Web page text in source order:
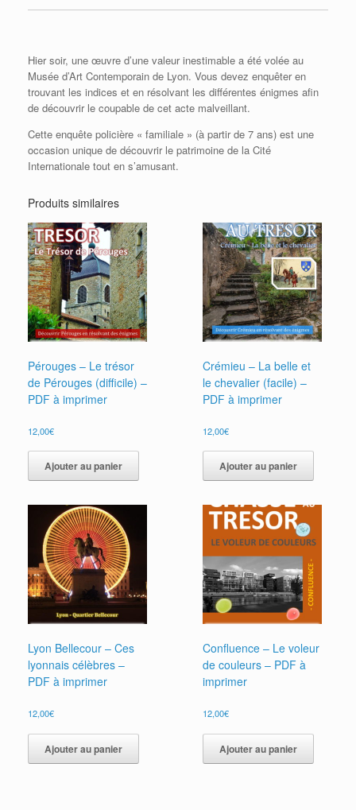
Hier soir, une œuvre d’une valeur inestimable a été volée au
Musée d’Art Contemporain de Lyon. Vous devez enquêter en
trouvant les indices et en résolvant les différentes énigmes afin
de découvrir le coupable de cet acte malveillant.
Cette enquête policière « familiale » (à partir de 7 ans) est une
occasion unique de découvrir le patrimoine de la Cité
Internationale tout en s’amusant.
Produits similaires
Pérouges – Le trésor
de Pérouges (difficile) –
PDF à imprimer
12,00€
Ajouter au panier
Crémieu – La belle et
le chevalier (facile) –
PDF à imprimer
12,00€
Ajouter au panier
Lyon Bellecour – Ces
lyonnais célèbres –
PDF à imprimer
12,00€
Ajouter au panier
Confluence – Le voleur
de couleurs – PDF à
imprimer
12,00€
Ajouter au panier